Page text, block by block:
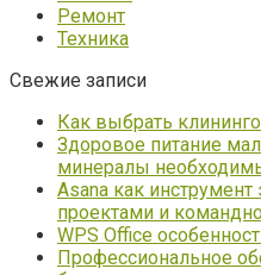
Ремонт
Техника
Свежие записи
Как выбрать
Здоровое питание
минералы
Asana как
проектами и
WPS Office
Профессиональное